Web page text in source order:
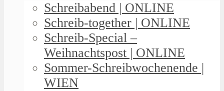
Schreibabend | ONLINE
Schreib-together | ONLINE
Schreib-Special –
Weihnachtspost | ONLINE
Sommer-Schreibwochenende |
WIEN